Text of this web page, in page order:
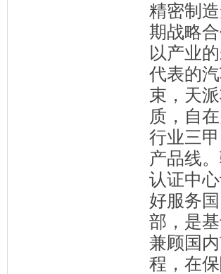
精密制
期战略
以产业
代表的
束，天
质，自
行业三
产品线
认证中
好服务
部，是
兼顾国
程，在